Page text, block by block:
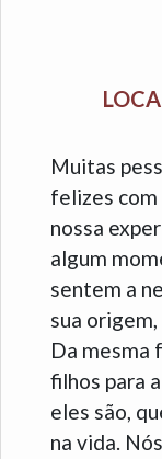
Muitas
felizes com
nossa
algum
sentem a
sua
Da mesma
filhos para
eles são,
na vida.